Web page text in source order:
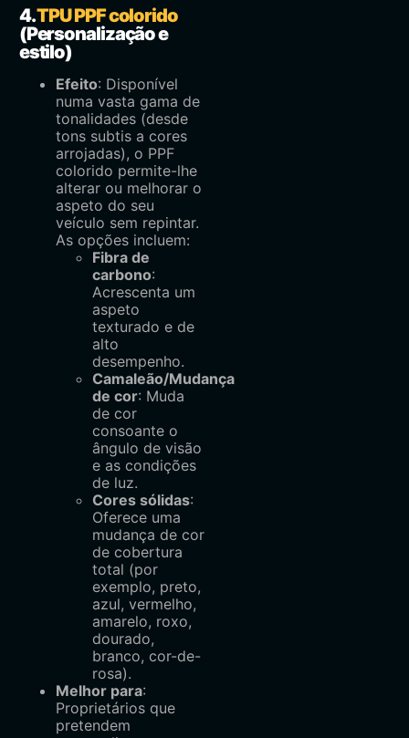
4.TPU PPF colorido
(Personalização e
estilo)
Efeito: Disponível
numa vasta gama de
tonalidades (desde
tons subtis a cores
arrojadas), o PPF
colorido permite-lhe
alterar ou melhorar o
aspeto do seu
veículo sem repintar.
As opções incluem:
Fibra de
carbono:
Acrescenta um
aspeto
texturado e de
alto
desempenho.
Camaleão/Mudança
de cor: Muda
de cor
consoante o
ângulo de visão
e as condições
de luz.
Cores sólidas:
Oferece uma
mudança de cor
de cobertura
total (por
exemplo, preto,
azul, vermelho,
amarelo, roxo,
dourado,
branco, cor-de-
rosa).
Melhor para:
Proprietários que
pretendem